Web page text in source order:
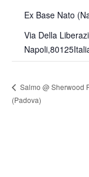
Ex Base Nato
Via Della
Napoli,80125
Salmo @ Sherwood
(Padova)